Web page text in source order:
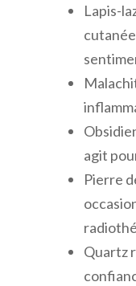
Lapis-
agit
Pierre
Quartz